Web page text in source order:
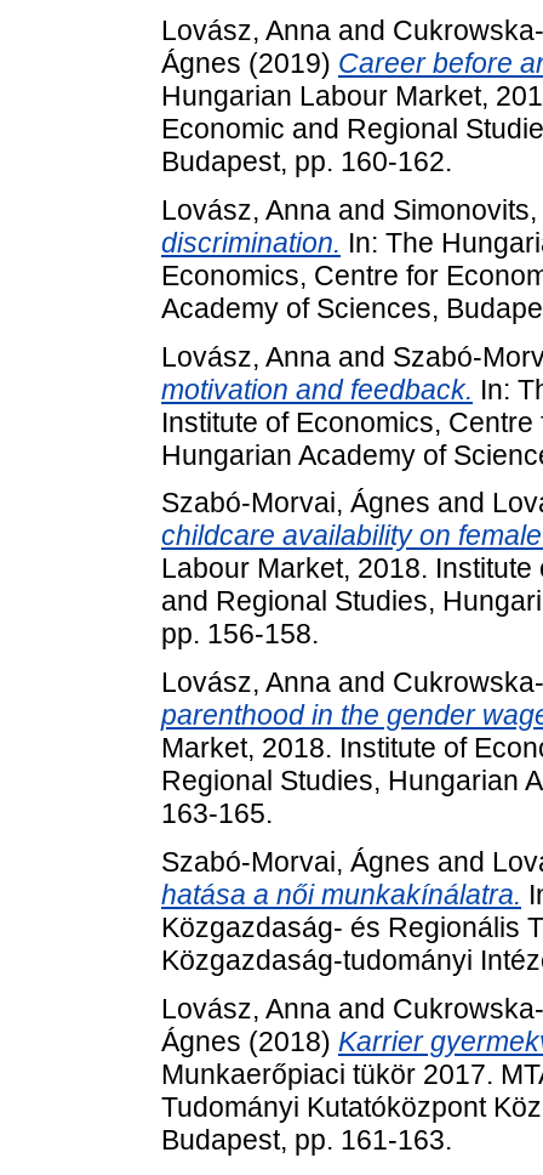
Lovász, Anna and
Ágnes (2019) Career before
Hungarian Labour Market,
Economic and Regional
Budapest, pp. 160-162.
Lovász, Anna and
discrimination. In: The
Economics, Centre for
Academy of Sciences,
Lovász, Anna and Szabó-
motivation and feedback. In:
Institute of Economics,
Hungarian Academy of
Szabó-Morvai, Ágnes and
childcare availability on
Labour Market, 2018.
and Regional Studies,
pp. 156-158.
Lovász, Anna and
parenthood in the gender
Market, 2018. Institute of
Regional Studies, Hungarian
163-165.
Szabó-Morvai, Ágnes and
hatása a női munkakínálatra.
Közgazdaság- és Regionális
Közgazdaság-tudományi
Lovász, Anna and
Ágnes (2018) Karrier
Munkaerőpiaci tükör 2017.
Tudományi Kutatóközpont
Budapest, pp. 161-163.